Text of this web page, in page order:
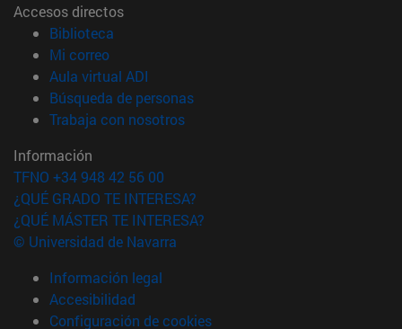
Accesos directos
Biblioteca
Mi correo(abre en nueva ventana)
Aula virtual ADI
Búsqueda de personas(abre en nueva ventana)
Trabaja con nosotros(abre en nueva ventana)
Información
TFNO +34 948 42 56 00
¿QUÉ GRADO TE INTERESA?
¿QUÉ MÁSTER TE INTERESA?
© Universidad de Navarra
Información legal
Accesibilidad
Configuración de cookies